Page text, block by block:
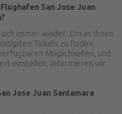
San Jose Juan
immer wieder. Um es Ihnen
Tickets zu finden,
Möglichkeiten, und
einstellen, informieren wir
Jose Juan Santamara